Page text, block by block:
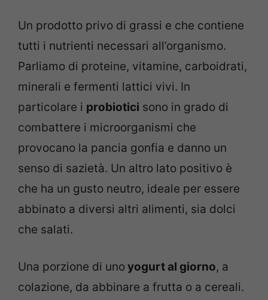
Un prodotto privo di grassi e che contiene
tutti i nutrienti necessari all’organismo.
Parliamo di proteine, vitamine, carboidrati,
minerali e fermenti lattici vivi. In
particolare i probiotici sono in grado di
combattere i microorganismi che
provocano la pancia gonfia e danno un
senso di sazietà. Un altro lato positivo è
che ha un gusto neutro, ideale per essere
abbinato a diversi altri alimenti, sia dolci
che salati.
Una porzione di unoyogurt al giorno, a
colazione, da abbinare a frutta o a cereali.